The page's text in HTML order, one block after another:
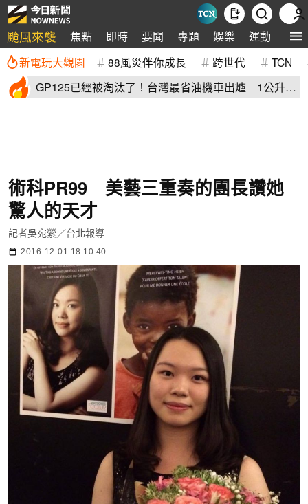
颱風來襲 焦點 即時 要聞 專題 娛樂 運動 全球
新電玩大觀園 88風災伴你成長 跨世代 TCN
GP125已經被淘汰了！台灣最省油機車出爐 1公升油
術科PR99 美藝三重奏的團長讚她
驚人的天才
記者吳宛縈／台北報導
2016-12-01 18:10:40